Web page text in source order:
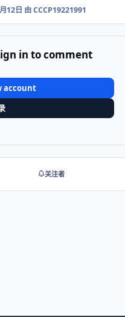
12日 由 CCCP19221991
in to comment
account
关注者